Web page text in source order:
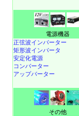
電源機器
正弦波インバーター
矩形波インバータ
安定化電源
コンバーター
アップバーター
その他